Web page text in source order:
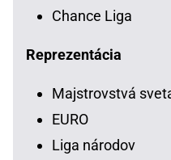
Chance Liga
Reprezentácia
Majstrovstvá
EURO
Liga národov